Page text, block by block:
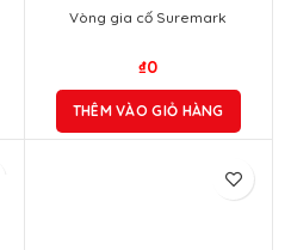
Vòng gia cố Suremark
₫0
THÊM VÀO GIỎ HÀNG